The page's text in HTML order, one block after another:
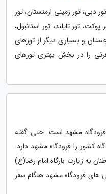
دبی، تور زمینی ارمنستان، تور
پوکت، تور تایلند، تور استانبول،
و بسیاری دیگر از تورهای
را در بخش بهتری تورهای
فرودگاه مشهد است. حتی گفته
کشور را فرودگاه مشهد دارد.
به زیارت بارگاه امام رضا(ع)
های فرودگاه مشهد هنگام سفر